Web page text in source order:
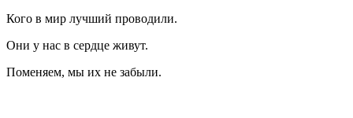
Кого в мир лучший проводили.
Они у нас в сердце живут.
Поменяем, мы их не забыли.